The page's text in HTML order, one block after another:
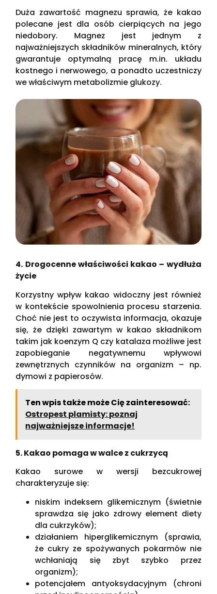
Duża zawartość magnezu sprawia, że kakao
polecane jest dla osób cierpiących na jego
niedobory. Magnez jest jednym z
najważniejszych składników mineralnych, który
gwarantuje optymalną pracę m.in. układu
kostnego i nerwowego, a ponadto uczestniczy
we właściwym metabolizmie glukozy.
4. Drogocenne właściwości kakao – wydłuża
życie
Korzystny wpływ kakao widoczny jest również
w kontekście spowolnienia procesu starzenia.
Choć nie jest to oczywista informacja, okazuje
się, że dzięki zawartym w kakao składnikom
takim jak koenzym Q czy katalaza możliwe jest
zapobieganie negatywnemu wpływowi
zewnętrznych czynników na organizm – np.
dymowi z papierosów.
Ten wpis także może Cię zainteresować:
Ostropest plamisty: poznaj
najważniejsze informacje!
5. Kakao pomaga w walce z cukrzycą
Kakao surowe w wersji bezcukrowej
charakteryzuje się:
niskim indeksem glikemicznym (świetnie
sprawdza się jako zdrowy element diety
dla cukrzyków);
działaniem hiperglikemicznym (sprawia,
że cukry ze spożywanych pokarmów nie
wchłaniają się zbyt szybko przez
organizm);
potencjałem antyoksydacyjnym (chroni